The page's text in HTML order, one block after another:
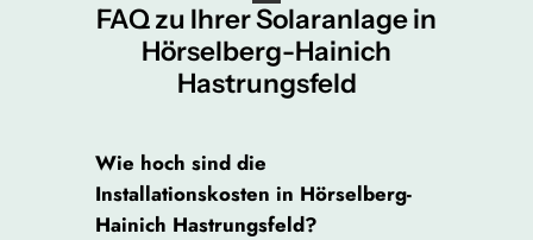
FAQ zu Ihrer Solaranlage in
Hörselberg-Hainich
Hastrungsfeld
Wie hoch sind die
Installationskosten in Hörselberg-
Hainich Hastrungsfeld?